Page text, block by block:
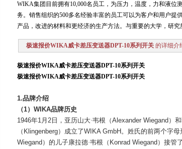
WIKA集团目前拥有10,000名员工，为压力，温度，力和液位
务。销售组织的500多名经验丰富的员工可以为客户和用户提
产品，改进的材料和更经济的生产方法。与重要的大学，研
极速报价WIKA威卡差压变送器DPT-10系列开关 的详细介
极速报价WIKA威卡差压变送器DPT-10系列开关
极速报价WIKA威卡差压变送器DPT-10系列开关
1.品牌介绍
（1） WIKA品牌历史
1946年1月 2日，亚历山大·韦根（Alexander Wiegand ）
（ Klingenberg）成立了WIKA GmbH 。姓氏的前两个字
Wiegand ）的儿子康拉德·韦根（ Konrad Wiegand ）接管